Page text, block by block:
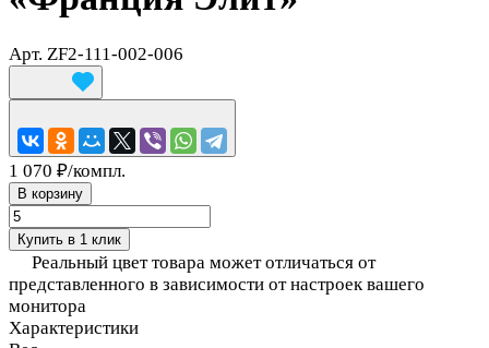
Арт. ZF2-111-002-006
1 070 ₽/компл.
В корзину
Купить в 1 клик
Реальный цвет товара может отличаться от
представленного в зависимости от настроек вашего
монитора
Характеристики